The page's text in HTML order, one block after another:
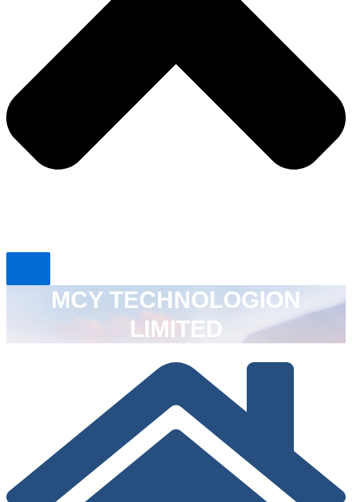
MCY TECHNOLOGION
LIMITED